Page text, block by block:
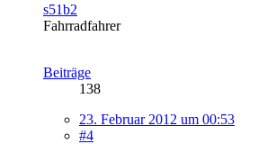
s51b2
Fahrradfahrer
Beiträge
138
23. Februar 2012 um 00:53
#4